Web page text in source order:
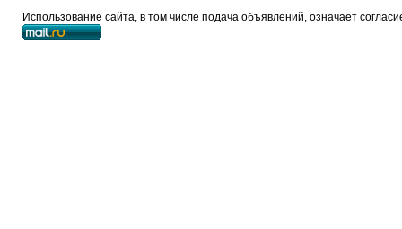
Использование сайта, в том числе подача объявлений, означает